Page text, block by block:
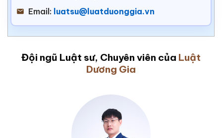
Email: luatsu@luatduonggia.vn
Đội ngũ Luật sư, Chuyên viên của Luật
Dương Gia